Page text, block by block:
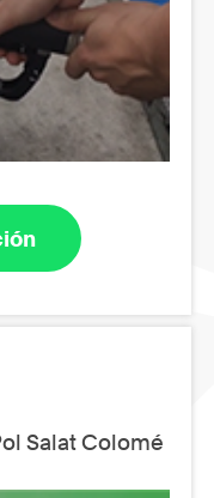
Salat Colomé